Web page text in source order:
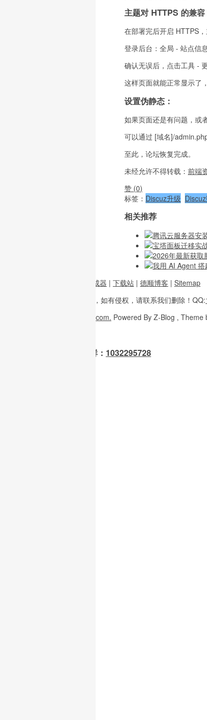
主题对 HTTPS 的兼容
在部署完后开启 HTTPS
登录后台：全局 - 站点信
确认无误后，点击工具 -
这样页面就能正常显示了
设置伪静态：
如果页面还是有问题，或
可以通过 [域名]/
至此，论坛恢复完成。
未经允许不得转载： 前端
赞 (0)
标签： Discuz升级
相关推荐
腾讯云服务器安
宝塔面板迁移实
2026年最新获取
我用 AI Agent
图片二维码生成器 | 下载站 | 德顺博客 | Sitemap
多整理于互联网， 如有侵权，请联系我们删除！ QQ:
W3H5.com. Powered By Z-Blog , Theme
OpenClaw 龙虾交流群： 1032295728